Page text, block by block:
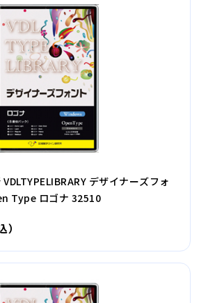
デザイナーズフォ
Type ロゴナ 32510
）